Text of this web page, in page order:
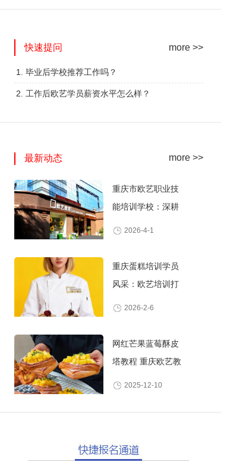
火爆的专业 火爆的专业
快速提问 more >>
1. 毕业后学校推荐工作吗？
2. 工作后欧艺学员薪资水平怎么样？
最新动态 more >>
重庆市欧艺职业技
能培训学校：深耕
2026-4-1
重庆蛋糕培训学员
风采：欧艺培训打
2026-2-6
网红芒果蓝莓酥皮
塔教程 重庆欧艺教
2025-12-10